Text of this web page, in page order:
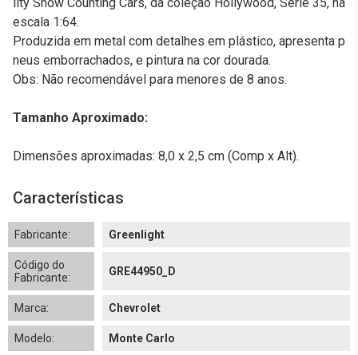
escala 1:64.
Produzida em metal com detalhes em plástico, apresenta p
neus emborrachados, e pintura na cor dourada.
Obs: Não recomendável para menores de 8 anos.
Tamanho Aproximado:
Dimensões aproximadas: 8,0 x 2,5 cm (Comp x Alt).
Características
Fabricante: Greenlight
Código do
Fabricante:
GRE44950_D
Marca: Chevrolet
Modelo: Monte Carlo